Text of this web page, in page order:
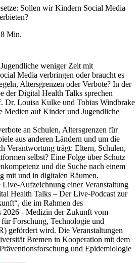
Sollen wir Kindern Social Media
Min.
weniger Zeit mit
Media verbringen oder braucht es
Altersgrenzen oder Verbote? In der
der Digital Health Talks sprechen
Dr. Louisa Kulke und Tobias Windbrake
Medien auf Kinder und Jugendliche
an Schulen, Altersgrenzen für
aus anderen Ländern und um die
Verantwortung trägt: Eltern, Schulen,
selbst? Eine Folge über Schutz
und die Suche nach einem
mit und in digitalen Räumen.
Live-Aufzeichnung einer Veranstaltung
Health Talks – Der Live-Podcast zur
die im Rahmen des
2026 - Medizin der Zukunft vom
Forschung, Technologie und
gefördert wird. Die Veranstaltungen
Bremen in Kooperation mit dem
und Epidemiologie